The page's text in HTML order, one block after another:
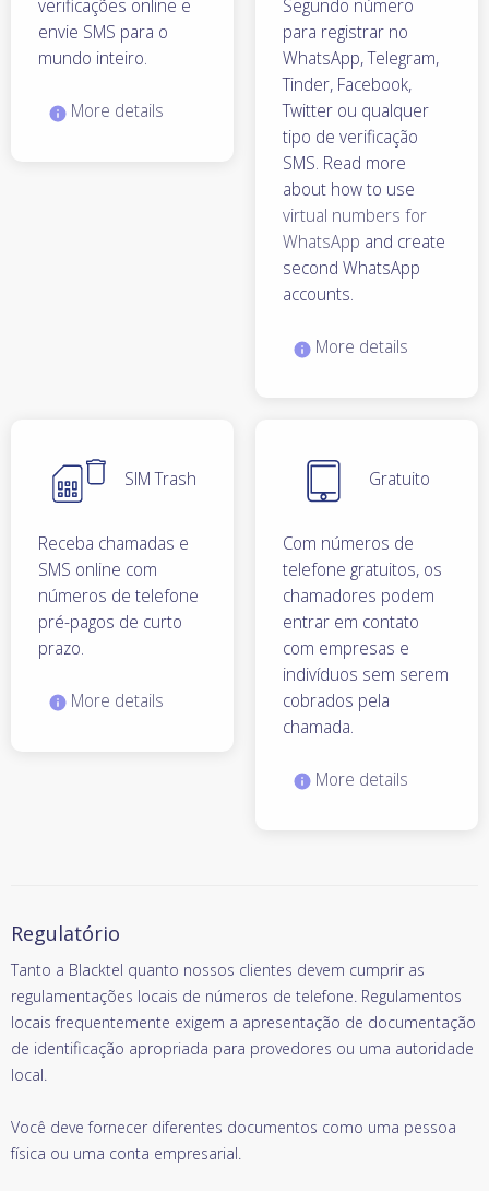
verificações online e
envie SMS para o
mundo inteiro.
More details
Segundo número
para registrar no
WhatsApp, Telegram,
Tinder, Facebook,
Twitter ou qualquer
tipo de verificação
SMS. Read more
about how to use
virtual numbers for
WhatsApp and create
second WhatsApp
accounts.
More details
SIM Trash
Receba chamadas e
SMS online com
números de telefone
pré-pagos de curto
prazo.
More details
Gratuito
Com números de
telefone gratuitos, os
chamadores podem
entrar em contato
com empresas e
indivíduos sem serem
cobrados pela
chamada.
More details
Regulatório
Tanto a Blacktel quanto nossos clientes devem cumprir as
regulamentações locais de números de telefone. Regulamentos
locais frequentemente exigem a apresentação de documentação
de identificação apropriada para provedores ou uma autoridade
local.
Você deve fornecer diferentes documentos como uma pessoa
física ou uma conta empresarial.